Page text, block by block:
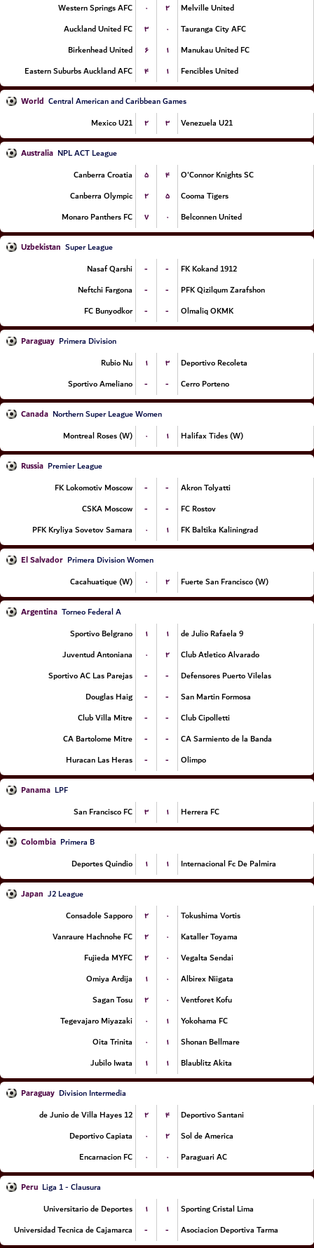
Western Springs AFC ۰ ۲
Melville United
Auckland United FC
۳ ۰
Tauranga City AFC
Birkenhead United
۶ ۱
Manukau United FC
Eastern Suburbs Auckland AFC
۴ ۱ Fencibles United
World Central American and Caribbean Games
Mexico U21
۲ ۳ Venezuela U21
Australia NPL ACT League
Canberra Croatia
۵ ۴
O'Connor Knights SC
Canberra Olympic
۲ ۵
Cooma Tigers
Monaro Panthers FC
۷ ۰ Belconnen United
Uzbekistan Super League
Nasaf Qarshi
- -
FK Kokand 1912
Neftchi Fargona
- -
PFK Qizilqum Zarafshon
FC Bunyodkor
- - Olmaliq OKMK
Paraguay Primera Division
Rubio Nu
۱ ۳
Deportivo Recoleta
Sportivo Ameliano
- - Cerro Porteno
Canada Northern Super League Women
Montreal Roses (W)
۰ ۱ Halifax Tides (W)
Russia Premier League
FK Lokomotiv Moscow
- -
Akron Tolyatti
CSKA Moscow
- -
FC Rostov
PFK Kryliya Sovetov Samara
۰ ۱ FK Baltika Kaliningrad
El Salvador Primera Division Women
Cacahuatique (W)
۰ ۲ Fuerte San Francisco (W)
Argentina Torneo Federal A
Sportivo Belgrano
۱ ۱
9 de Julio Rafaela
Juventud Antoniana
۰ ۲
Club Atletico Alvarado
Sportivo AC Las Parejas
- -
Defensores Puerto Vilelas
Douglas Haig
- -
San Martin Formosa
Club Villa Mitre
- -
Club Cipolletti
CA Bartolome Mitre
- -
CA Sarmiento de la Banda
Huracan Las Heras
- - Olimpo
Panama LPF
San Francisco FC
۳ ۱ Herrera FC
Colombia Primera B
Deportes Quindio
۱ ۱ Internacional Fc De Palmira
Japan J2 League
Consadole Sapporo
۲ ۰
Tokushima Vortis
Vanraure Hachnohe FC
۲ ۰
Kataller Toyama
Fujieda MYFC
۲ ۰
Vegalta Sendai
Omiya Ardija
۱ ۰
Albirex Niigata
Sagan Tosu
۲ ۰
Ventforet Kofu
Tegevajaro Miyazaki
۰ ۱
Yokohama FC
Oita Trinita
۰ ۱
Shonan Bellmare
Jubilo Iwata
۱ ۱ Blaublitz Akita
Paraguay Division Intermedia
12 de Junio de Villa Hayes
۲ ۴
Deportivo Santani
Deportivo Capiata
۰ ۲
Sol de America
Encarnacion FC
۰ ۰ Paraguari AC
Peru Liga 1 - Clausura
Universitario de Deportes
۱ ۱
Sporting Cristal Lima
Universidad Tecnica de Cajamarca
- - Asociacion Deportiva Tarma